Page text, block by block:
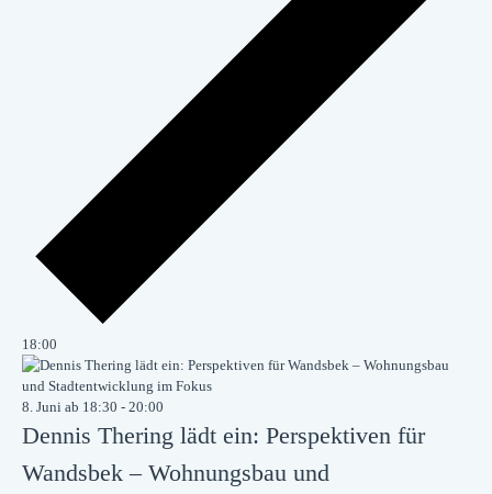
18:00
8. Juni ab 18:30 - 20:00
Dennis Thering lädt ein: Perspektiven für
Wandsbek – Wohnungsbau und